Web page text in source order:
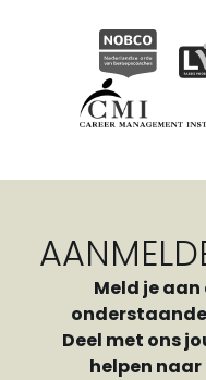
Meld je
Deel met ons
helpen naar